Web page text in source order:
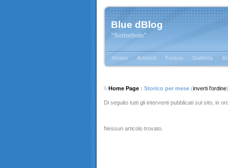
Blue dBlog
"Sottotitolo"
Home Articoli Forum Galleria
\\ Home Page : Storico per mese (inverti l'ordine)
Di seguito tutti gli interventi pubblicati sul sito, in
Nessun articolo trovato.